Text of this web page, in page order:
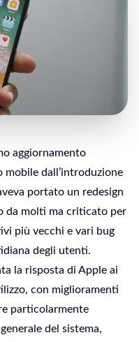
aggiornamento
dall’introduzione
portato un redesign
da molti ma criticato per
più vecchi e vari bug
degli utenti.
la risposta di Apple ai
con miglioramenti
particolarmente
del sistema,